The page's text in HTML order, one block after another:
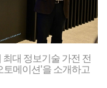
대 정보기술 가전 전
토메이션'을 소개하고